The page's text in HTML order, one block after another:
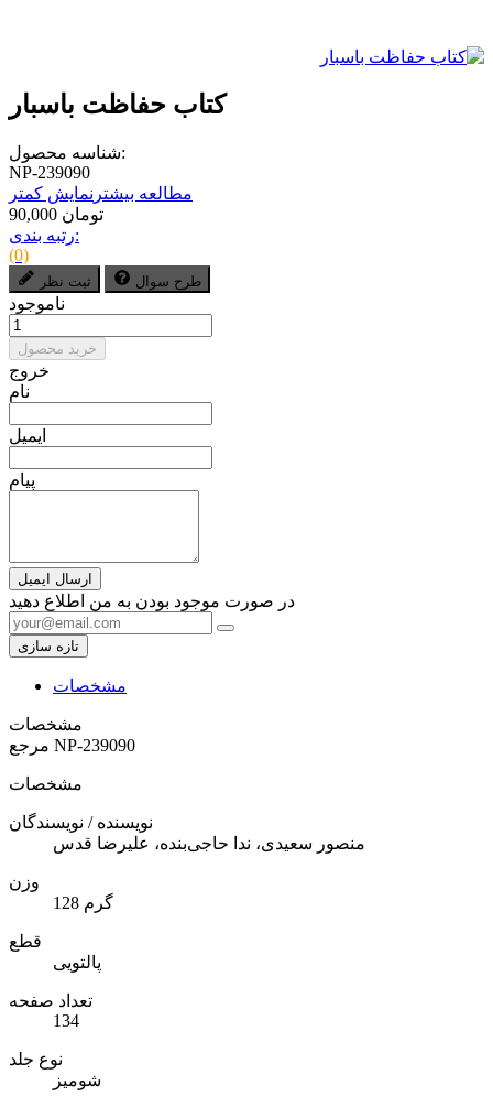
کتاب حفاظت باسبار
شناسه محصول:
NP-239090
مطالعه بیشتر نمایش کمتر
90,000 تومان
رتبه بندی:
(0)
ثبت نظر طرح سوال
ناموجود
خرید محصول
خروج
نام
ایمیل
پیام
ارسال ایمیل
در صورت موجود بودن به من اطلاع دهید
مشخصات
مشخصات
NP-239090
مشخصات
نویسنده / نویسندگان
منصور سعیدی، ندا حاجی‌بنده، علیرضا قدس
وزن
128 گرم
قطع
پالتویی
تعداد صفحه
134
نوع جلد
شومیز